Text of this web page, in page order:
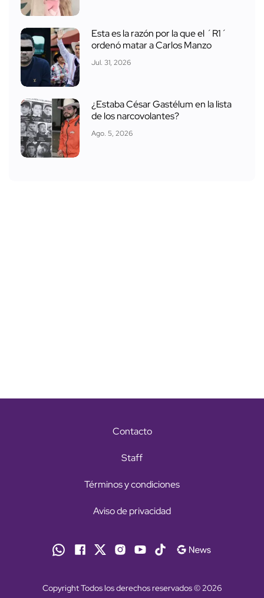
Esta es la razón por la que el ´R1´
ordenó matar a Carlos Manzo
Jul. 31, 2026
¿Estaba César Gastélum en la lista
de los narcovolantes?
Ago. 5, 2026
Contacto
Staff
Términos y condiciones
Aviso de privacidad
Copyright Todos los derechos reservados © 2026